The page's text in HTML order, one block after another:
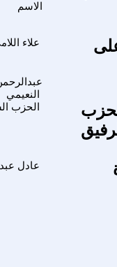
الاسم
علاء
النعيمي
الحزب
عادل